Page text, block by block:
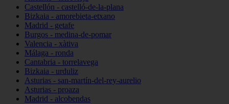
Castellón - castelló-de-la-plana
Bizkaia - amorebieta-etxano
Madrid - getafe
Burgos - medina-de-pomar
Valencia - xàtiva
Málaga - ronda
Cantabria - torrelavega
Bizkaia - urduliz
Asturias - san-martín-del-rey-aurelio
Asturias - proaza
Madrid - alcobendas